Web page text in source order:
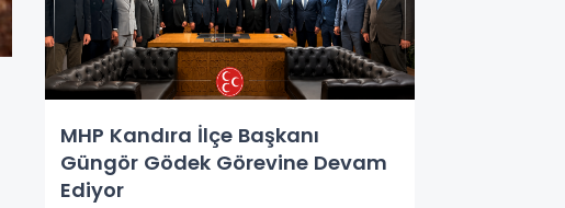
MHP Kandıra İlçe Başkanı
Güngör Gödek Görevine Devam
Ediyor